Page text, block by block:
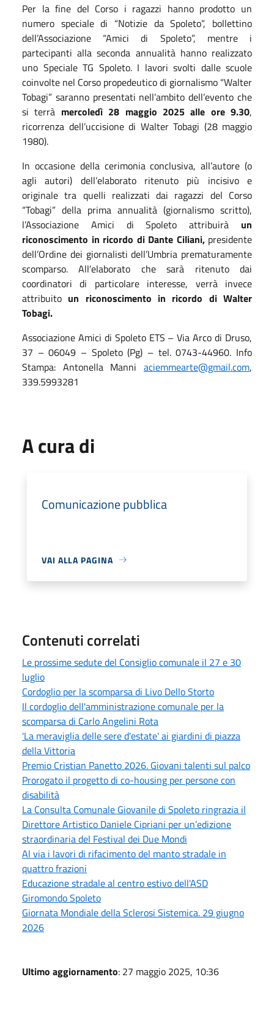
Per la fine del Corso i ragazzi hanno prodotto un
numero speciale di “Notizie da Spoleto”, bollettino
dell’Associazione “Amici di Spoleto”, mentre i
partecipanti alla seconda annualità hanno realizzato
uno Speciale TG Spoleto. I lavori svolti dalle scuole
coinvolte nel Corso propedeutico di giornalismo “Walter
Tobagi” saranno presentati nell’ambito dell’evento che
si terrà mercoledì 28 maggio 2025 alle ore 9.30,
ricorrenza dell’uccisione di Walter Tobagi (28 maggio
1980).
In occasione della cerimonia conclusiva, all’autore (o
agli autori) dell’elaborato ritenuto più incisivo e
originale tra quelli realizzati dai ragazzi del Corso
“Tobagi” della prima annualità (giornalismo scritto),
l’Associazione Amici di Spoleto attribuirà un
riconoscimento in ricordo di Dante Ciliani, presidente
dell’Ordine dei giornalisti dell’Umbria prematuramente
scomparso. All’elaborato che sarà ritenuto dai
coordinatori di particolare interesse, verrà invece
attribuito un riconoscimento in ricordo di Walter
Tobagi.
Associazione Amici di Spoleto ETS – Via Arco di Druso,
37 – 06049 – Spoleto (Pg) – tel. 0743-44960. Info
Stampa: Antonella Manni aciemmearte@gmail.com,
339.5993281
A cura di
Comunicazione pubblica
VAI ALLA PAGINA
Contenuti correlati
Le prossime sedute del Consiglio comunale il 27 e 30
luglio
Cordoglio per la scomparsa di Livo Dello Storto
Il cordoglio dell'amministrazione comunale per la
scomparsa di Carlo Angelini Rota
'La meraviglia delle sere d'estate' ai giardini di piazza
della Vittoria
Premio Cristian Panetto 2026. Giovani talenti sul palco
Prorogato il progetto di co-housing per persone con
disabilità
La Consulta Comunale Giovanile di Spoleto ringrazia il
Direttore Artistico Daniele Cipriani per un’edizione
straordinaria del Festival dei Due Mondi
Al via i lavori di rifacimento del manto stradale in
quattro frazioni
Educazione stradale al centro estivo dell'ASD
Giromondo Spoleto
Giornata Mondiale della Sclerosi Sistemica. 29 giugno
2026
Ultimo aggiornamento: 27 maggio 2025, 10:36